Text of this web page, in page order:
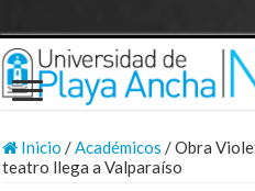
Inicio /Académicos /Obra
teatro llega a Valparaíso